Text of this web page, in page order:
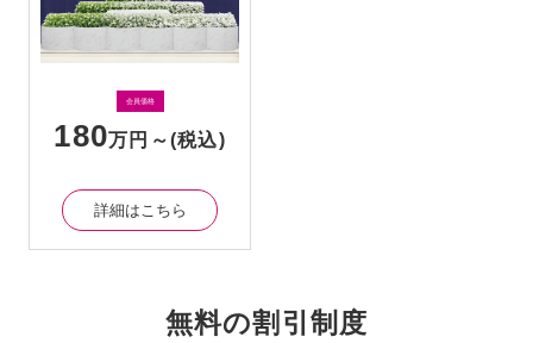
会員価格
180万円～(税込)
詳細はこちら
無料の割引制度